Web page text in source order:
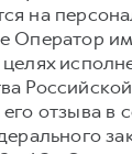
на
Оператор
отзыва в